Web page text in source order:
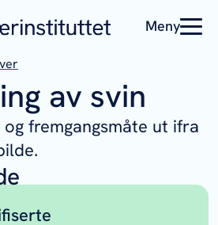
Meny
av svin
fremgangsmåte ut ifra